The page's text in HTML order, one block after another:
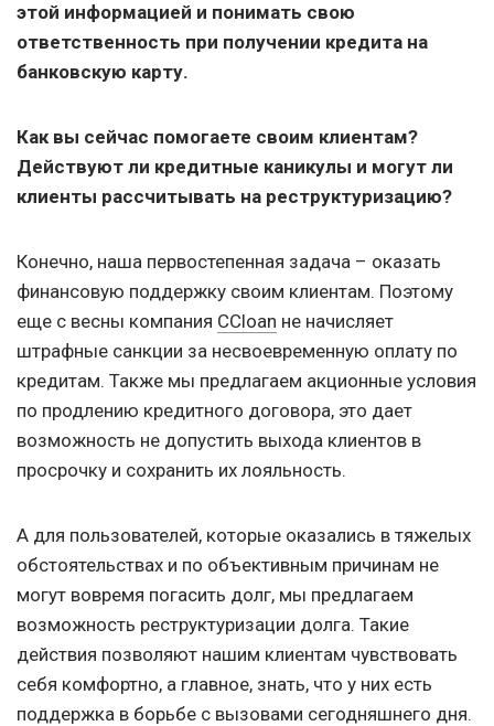
этой информацией и понимать свою
ответственность при получении кредита на
банковскую карту.
Как вы сейчас помогаете своим клиентам?
Действуют ли кредитные каникулы и могут ли
клиенты рассчитывать на реструктуризацию?
Конечно, наша первостепенная задача – оказать
финансовую поддержку своим клиентам. Поэтому
еще с весны компания CCloan не начисляет
штрафные санкции за несвоевременную оплату по
кредитам. Также мы предлагаем акционные условия
по продлению кредитного договора, это дает
возможность не допустить выхода клиентов в
просрочку и сохранить их лояльность.
А для пользователей, которые оказались в тяжелых
обстоятельствах и по объективным причинам не
могут вовремя погасить долг, мы предлагаем
возможность реструктуризации долга. Такие
действия позволяют нашим клиентам чувствовать
себя комфортно, а главное, знать, что у них есть
поддержка в борьбе с вызовами сегодняшнего дня.